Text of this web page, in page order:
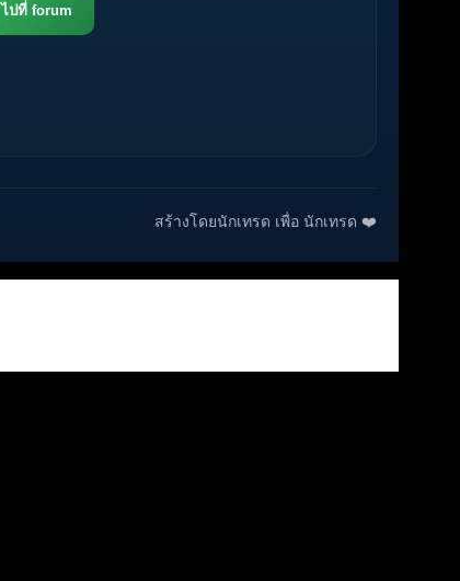
ไปที่ forum
สร้างโดยนักเทรด เพื่อ นักเทรด ❤️